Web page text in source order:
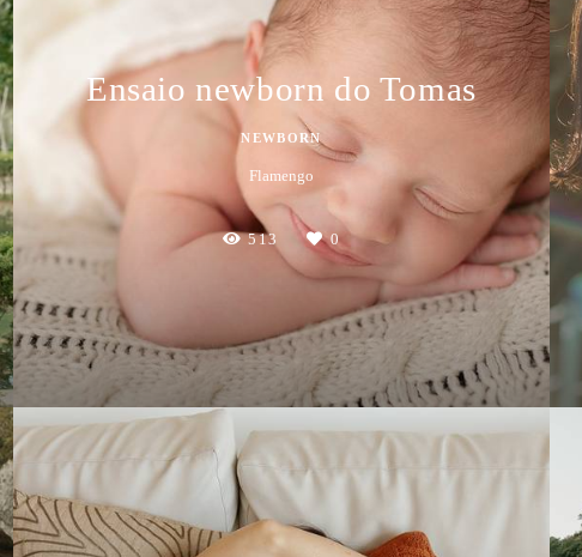
Ensaio newborn do Tomas
NEWBORN
Flamengo
513 0